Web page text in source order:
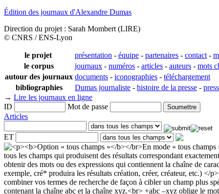
Édition des journaux d'Alexandre Dumas
Direction du projet : Sarah Mombert (LIRE)
© CNRS / ENS-Lyon
le projet présentation - équipe - partenaires - contact -
le corpus
journaux - numéros - articles - auteurs - mots
autour des journaux documents - iconographies - téléchargement
bibliographies
Dumas journaliste - histoire de la presse -
→ Lire les journaux en ligne
ID
Mot de passe
Articles
ET